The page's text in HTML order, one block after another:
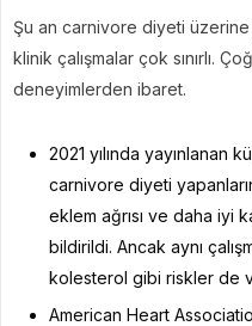
Şu an carnivore diyeti üzerine
klinik çalışmalar çok sınırlı.
deneyimlerden ibaret.
2021 yılında yayınlanan
carnivore diyeti
eklem ağrısı ve daha iyi
bildirildi. Ancak aynı
kolesterol gibi riskler de
American Heart